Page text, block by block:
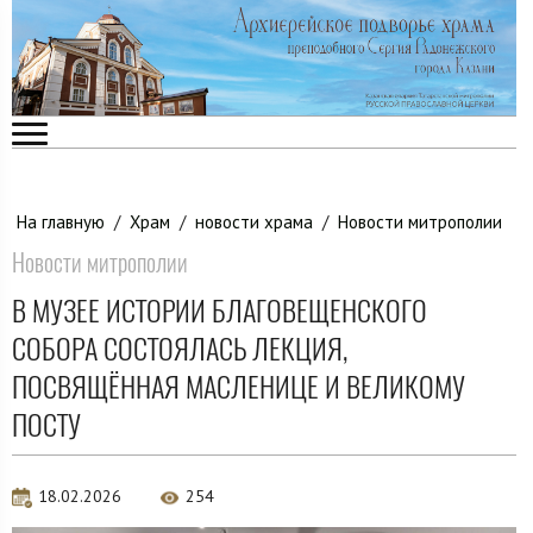
На главную / Храм / новости храма / Новости митрополии
Новости митрополии
В МУЗЕЕ ИСТОРИИ БЛАГОВЕЩЕНСКОГО
СОБОРА СОСТОЯЛАСЬ ЛЕКЦИЯ,
ПОСВЯЩЁННАЯ МАСЛЕНИЦЕ И ВЕЛИКОМУ
ПОСТУ
18.02.2026 254